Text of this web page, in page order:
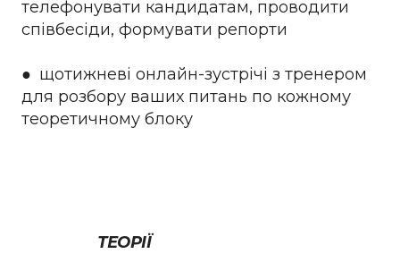
телефонувати кандидатам, проводити
співбесіди, формувати репорти
● щотижневі онлайн-зустрічі з тренером
для розбору ваших питань по кожному
теоретичному блоку
ТЕОРІЇ